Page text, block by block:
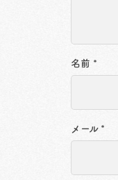
名前 *
メール *